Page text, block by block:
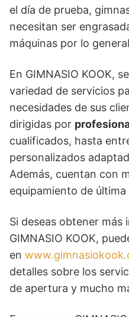
el día de prueba,
necesitan ser
máquinas por lo
En GIMNASIO KOOK,
variedad de servicios
necesidades de sus
dirigidas por
cualificados, hasta
personalizados
Además, cuentan con
equipamiento de
Si deseas obtener
GIMNASIO KOOK,
en
detalles sobre los
de apertura y mucho